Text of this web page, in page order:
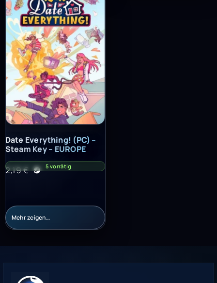
Date Everything! (PC) – Steam Key – EUROPE
Date Everything! (PC) –
Steam Key – EUROPE
2,19€ 5 vorrätig
Mehr zeigen…